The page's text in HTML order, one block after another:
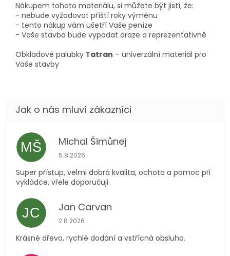
Nákupem tohoto materiálu, si můžete být jistí, že:
- nebude vyžadovat příští roky výměnu
- tento nákup vám ušetří Vaše peníze
- Vaše stavba bude vypadat draze a reprezentativně
Obkladové palubky Тatran – univerzální materiál pro
Vaše stavby
MŠ Michal Šimůnej
Hodnocení obchodu je 5 z 5 hvězdiček.
5.8.2026
Super přístup, velmi dobrá kvalita, ochota a pomoc při
vykládce, vřele doporučuji.
JC Jan Carvan
Hodnocení obchodu je 5 z 5 hvězdiček.
2.8.2026
Krásné dřevo, rychlé dodání a vstřícná obsluha.